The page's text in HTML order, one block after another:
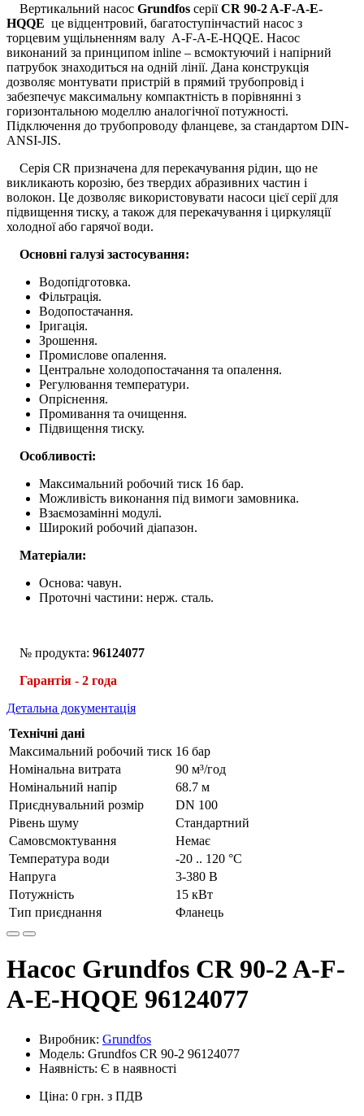
Вертикальний насос Grundfos серіїCR 90-2 A-F-A-E-
HQQE це відцентровий, багатоступінчастий насос з
торцевим ущільненням валу A-F-A-E-HQQE. Насос
виконаний за принципом inline – всмоктуючий і напірний
патрубок знаходиться на одній лінії. Дана конструкція
дозволяє монтувати пристрій в прямий трубопровід і
забезпечує максимальну компактність в порівнянні з
горизонтальною моделлю аналогічної потужності.
Підключення до трубопроводу фланцеве, за стандартом DIN-
ANSI-JIS.
Серія CR призначена для перекачування рідин, що не
викликають корозію, без твердих абразивних частин і
волокон. Це дозволяє використовувати насоси цієї серії для
підвищення тиску, а також для перекачування і циркуляції
холодної або гарячої води.
Основні галузі застосування:
Водопідготовка.
Фільтрація.
Водопостачання.
Іригація.
Зрошення.
Промислове опалення.
Центральне холодопостачання та опалення.
Регулювання температури.
Опріснення.
Промивання та очищення.
Підвищення тиску.
Особливості:
Максимальний робочий тиск 16 бар.
Можливість виконання під вимоги замовника.
Взаємозамінні модулі.
Широкий робочий діапазон.
Матеріали:
Основа: чавун.
Проточні частини: нерж. сталь.
№ продукта: 96124077
Гарантія - 2 года
Детальна документація
Технічні дані
Максимальний робочий тиск 16 бар
Номінальна витрата
90 м³/год
Номінальний напір
68.7 м
Приєднувальний розмір
DN 100
Рівень шуму
Стандартний
Самовсмоктування
Немає
Температура води
-20 .. 120 °C
Напруга
3-380 В
Потужність
15 кВт
Тип приєднання
Фланець
Насос Grundfos CR 90-2 A-F-
A-E-HQQE 96124077
Виробник: Grundfos
Модель: Grundfos CR 90-2 96124077
Наявність: Є в наявності
Ціна: 0 грн. з ПДВ